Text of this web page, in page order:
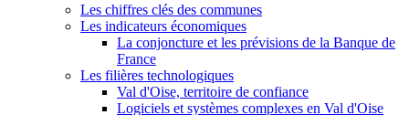
Les chiffres clés des communes
Les indicateurs économiques
La conjoncture et les prévisions de la Banque de
France
Les filières technologiques
Val d'Oise, territoire de confiance
Logiciels et systèmes complexes en Val d'Oise